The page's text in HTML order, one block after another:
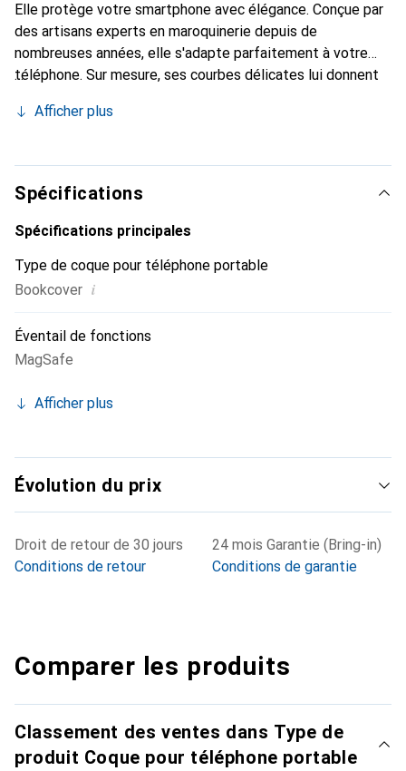
Elle protège votre smartphone avec élégance. Conçue par
des artisans experts en maroquinerie depuis de
nombreuses années, elle s'adapte parfaitement à votre
téléphone. Sur mesure, ses courbes délicates lui donnent
et indispensable de votre smartphone. Reconnaître à
marque Noreve est un choix sûr pour une clientèle
exigeante.
Afficher plus
Spécifications
Spécifications principales
Type de coque pour téléphone portable
Bookcover i
Éventail de fonctions
MagSafe
Afficher plus
Évolution du prix
Droit de retour de 30 jours
Conditions de retour
24 mois Garantie (Bring-in)
Conditions de garantie
Comparer les produits
Classement des ventes dans Type de
produit Coque pour téléphone portable